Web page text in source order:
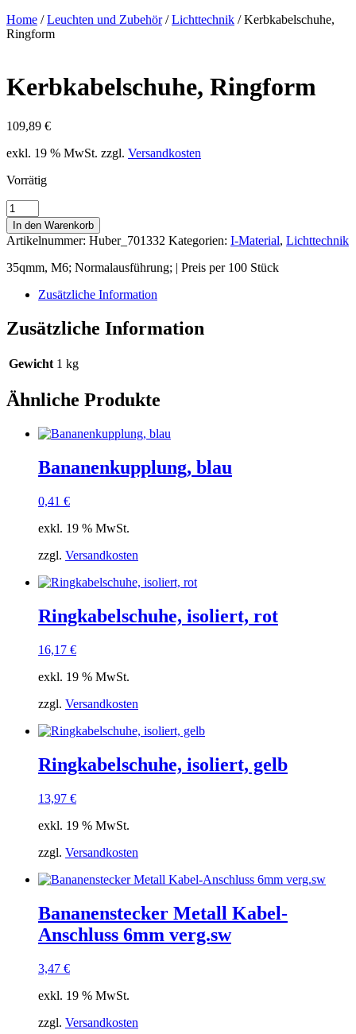
Home /Leuchten und Zubehör/Lichttechnik / Kerbkabelschuhe,
Ringform
Kerbkabelschuhe, Ringform
109,89 €
exkl. 19 % MwSt. zzgl. Versandkosten
Vorrätig
Kerbkabelschuhe,
Ringform
Menge
In den Warenkorb
Artikelnummer: Huber_701332 Kategorien: I-Material, Lichttechnik
35qmm, M6; Normalausführung; | Preis per 100 Stück
Zusätzliche Information
Zusätzliche Information
Gewicht 1 kg
Ähnliche Produkte
Bananenkupplung, blau
0,41 €
exkl. 19 % MwSt.
zzgl. Versandkosten
Ringkabelschuhe, isoliert, rot
16,17 €
exkl. 19 % MwSt.
zzgl. Versandkosten
Ringkabelschuhe, isoliert, gelb
13,97 €
exkl. 19 % MwSt.
zzgl. Versandkosten
Bananenstecker Metall Kabel-
Anschluss 6mm verg.sw
3,47 €
exkl. 19 % MwSt.
zzgl. Versandkosten